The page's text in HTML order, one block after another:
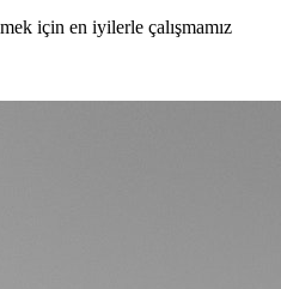
için en iyilerle çalışmamız